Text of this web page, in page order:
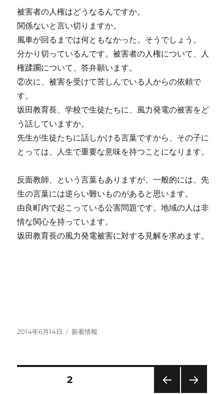
被害者の人権はどうなるんですか。
関係ないと言い切りますか。
風車が回るまでは何ともなかった。そうでしょう。
分かり切っているんです。被害者の人権について、人
権蹂躙について、答弁願います。
②次に、被害を受けて苦しんでいる人からの依頼で
す。
坂田教育長、学校で生徒たちに、風力発電の被害をど
う話していますか。
先生が生徒たちに話しかける言葉ですから、その子に
とっては、人生で重要な意味を持つことになります。
反面教師、という言葉もありますが、一般的には、先
生の言葉には逆らい難いものがあると思います。
由良町内で起こっている公害問題です。地域の人は非
情な関心を持っています。
坂田教育長の風力発電被害に対する見解を求めます。
投
2014年6月14日
カ
新着情報
固定ページ2